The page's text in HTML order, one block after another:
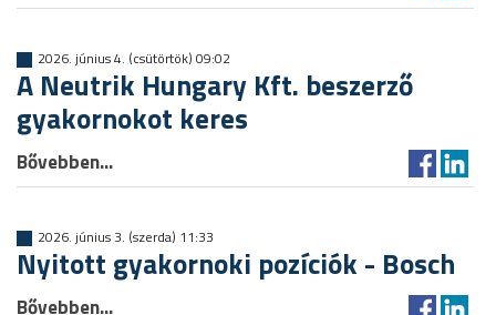
2026. június 4. (csütörtök) 09:02
A Neutrik Hungary Kft. beszerző
gyakornokot keres
Bővebben...
2026. június 3. (szerda) 11:33
Nyitott gyakornoki pozíciók - Bosch
Bővebben...